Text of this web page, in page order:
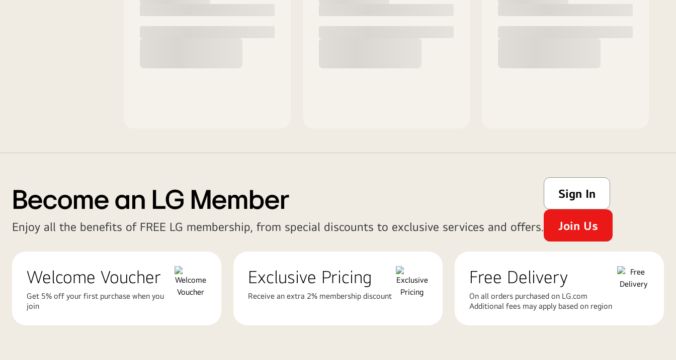
Become an LG Member
Enjoy all the benefits of FREE LG membership, from special discounts to exclusive services and offers.
Sign In
Join Us
Welcome Voucher
Get 5% off your first purchase when you
join
Exclusive Pricing
Receive an extra 2% membership discount
Free Delivery
On all orders purchased on LG.com
Additional fees may apply based on region